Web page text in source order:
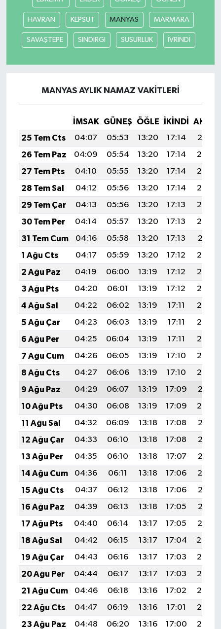
HAVRAN KEPSUT MANYAS MARMARA
SAVAŞTEPE SINDIRGI SUSURLUK İVRİNDİ
MANYAS AYLIK NAMAZ VAKITLERI
İMSAK GÜNEŞ ÖĞLE İKINDI
25 Tem Cts
04:07 05:53 13:20 17:14
20:37
26 Tem Paz
04:09 05:54 13:20 17:14
20:36
27 Tem Pts
04:10 05:55 13:20 17:14
20:35
28 Tem Sal
04:12 05:56 13:20 17:14
20:34
29 Tem Çar
04:13 05:56 13:20 17:13
20:33
30 Tem Per
04:14 05:57 13:20 17:13
20:32
31 Tem Cum
04:16 05:58 13:20 17:13
20:31
1 Ağu Cts
04:17 05:59 13:20 17:12
20:30
2 Ağu Paz
04:19 06:00 13:19 17:12
20:29
3 Ağu Pts
04:20 06:01 13:19 17:12
20:28
4 Ağu Sal
04:22 06:02 13:19 17:11
20:27
5 Ağu Çar
04:23 06:03 13:19 17:11
20:26
6 Ağu Per
04:25 06:04 13:19 17:11
20:24
7 Ağu Cum
04:26 06:05 13:19 17:10
20:23
8 Ağu Cts
04:27 06:06 13:19 17:10
20:22
9 Ağu Paz
04:29 06:07 13:19 17:09
20:21
10 Ağu Pts
04:30 06:08 13:19 17:09
20:20
11 Ağu Sal
04:32 06:09 13:18 17:08
20:18
12 Ağu Çar
04:33 06:10 13:18 17:08
20:17
13 Ağu Per
04:35 06:10 13:18 17:07
20:16
14 Ağu Cum
04:36 06:11 13:18 17:06
20:14
15 Ağu Cts
04:37 06:12 13:18 17:06
20:13
16 Ağu Paz
04:39 06:13 13:18 17:05
20:12
17 Ağu Pts
04:40 06:14 13:17 17:05
20:10
18 Ağu Sal
04:42 06:15 13:17 17:04
20:09
19 Ağu Çar
04:43 06:16 13:17 17:03
20:08
20 Ağu Per
04:44 06:17 13:17 17:03
20:06
21 Ağu Cum
04:46 06:18 13:16 17:02
20:05
22 Ağu Cts
04:47 06:19 13:16 17:01
20:03
23 Ağu Paz
04:48 06:20 13:16 17:00
20:02